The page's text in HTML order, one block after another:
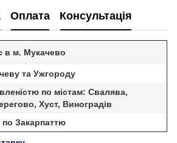
Оплата Консультація
в м. Мукачево
та Ужгороду
по містам: Свалява,
Хуст, Виноградів
Закарпаттю